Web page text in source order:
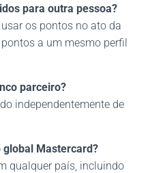
para outra pessoa?
os pontos no ato da
a um mesmo perfil
parceiro?
independentemente de
Mastercard?
qualquer país, incluindo